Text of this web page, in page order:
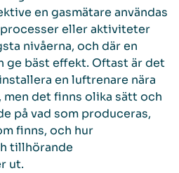
en gasmätare användas
eller aktiviteter
nivåerna, och där en
ge bäst effekt. Oftast är det
en luftrenare nära
det finns olika sätt och
på vad som produceras,
finns, och hur
tillhörande
ut.